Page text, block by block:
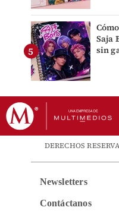
Saja
sin
DERECHOS
Newsletters
Contáctanos